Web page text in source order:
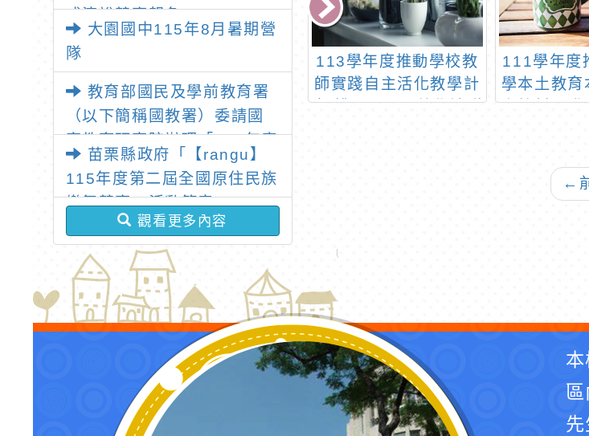
式演說競賽報名
大園國中115年8月暑期營
隊
教育部國民及學前教育署
（以下簡稱國教署）委請國
家教育研究院辦理「115年度
教學基地學校各領域教師暑
假共同備課研習」
苗栗縣政府「【rangu】
115年度第二屆全國原住民族
樂舞競賽」活動簡章
觀看更多內容
動援 Mission
》議題式
研習工作坊訊
署(以下簡稱國教署)委
請國立臺 北教育大學
辦理114年度「Cool
English 英閱王」比賽
辦法1 份
113學年度推動學校教
師實踐自主活化教學計
畫-桃園EECC數學社群
111學年度
學本土教育
充教材開發
開發工
←